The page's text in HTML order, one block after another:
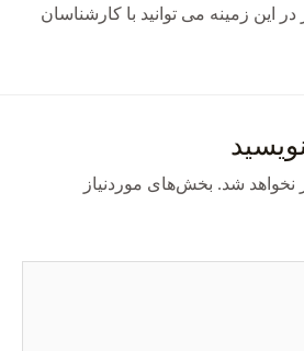
این زمینه می توانید با کارشناسان
نخواهد شد. بخش‌های موردنیاز